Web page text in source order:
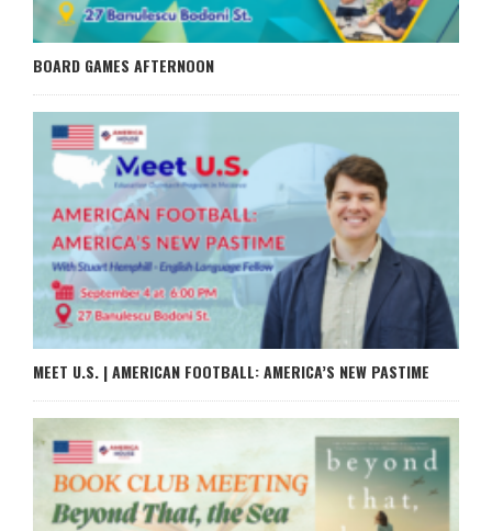
BOARD GAMES AFTERNOON
MEET U.S. | AMERICAN FOOTBALL: AMERICA’S NEW PASTIME